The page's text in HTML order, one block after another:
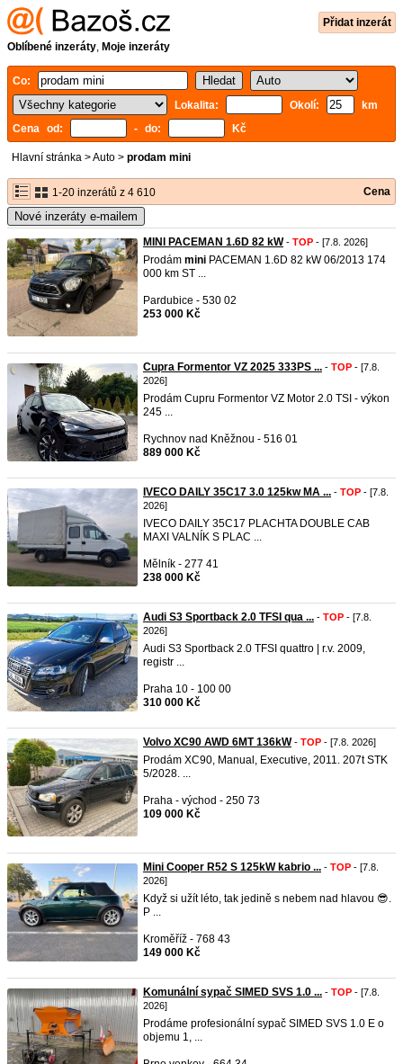
Přidat inzerát
Oblíbené inzeráty, Moje inzeráty
Co:
Lokalita:
Okolí:
km
Cena od:
- do: Kč
Hlavní stránka >Auto > prodam mini
1-20 inzerátů z 4 610 Cena
Nové inzeráty e-mailem
MINI PACEMAN 1.6D 82 kW- TOP - [7.8. 2026]
Prodám mini PACEMAN 1.6D 82 kW 06/2013 174
000 km ST ...
Pardubice - 530 02
253 000 Kč
Cupra Formentor VZ 2025 333PS ... - TOP - [7.8.
2026]
Prodám Cupru Formentor VZ Motor 2.0 TSI - výkon
245 ...
Rychnov nad Kněžnou - 516 01
889 000 Kč
IVECO DAILY 35C17 3.0 125kw MA ... - TOP - [7.8.
2026]
IVECO DAILY 35C17 PLACHTA DOUBLE CAB
MAXI VALNÍK S PLAC ...
Mělník - 277 41
238 000 Kč
Audi S3 Sportback 2.0 TFSI qua ... - TOP - [7.8.
2026]
Audi S3 Sportback 2.0 TFSI quattro | r.v. 2009,
registr ...
Praha 10 - 100 00
310 000 Kč
Volvo XC90 AWD 6MT 136kW- TOP - [7.8. 2026]
Prodám XC90, Manual, Executive, 2011. 207t STK
5/2028. ...
Praha - východ - 250 73
109 000 Kč
Mini Cooper R52 S 125kW kabrio ... - TOP - [7.8.
2026]
Když si užít léto, tak jedině s nebem nad hlavou 😎.
P ...
Kroměříž - 768 43
149 000 Kč
Komunální sypač SIMED SVS 1.0 ... - TOP - [7.8.
2026]
Prodáme profesionální sypač SIMED SVS 1.0 E o
objemu 1, ...